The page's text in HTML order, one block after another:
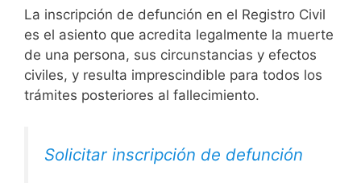
La inscripción de defunción en el Registro Civil
es el asiento que acredita legalmente la muerte
de una persona, sus circunstancias y efectos
civiles, y resulta imprescindible para todos los
trámites posteriores al fallecimiento.
Solicitar inscripción de defunción